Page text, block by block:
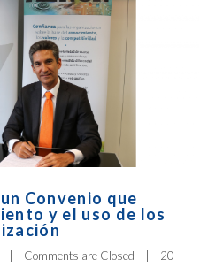
Convenio que
y el uso de los
| Comments are Closed |
20